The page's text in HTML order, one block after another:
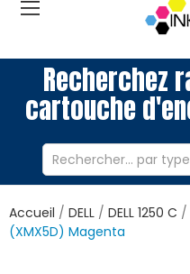
Recherchez
cartouche
Accueil DELL DELL 1250 C
(XMX5D) Magenta